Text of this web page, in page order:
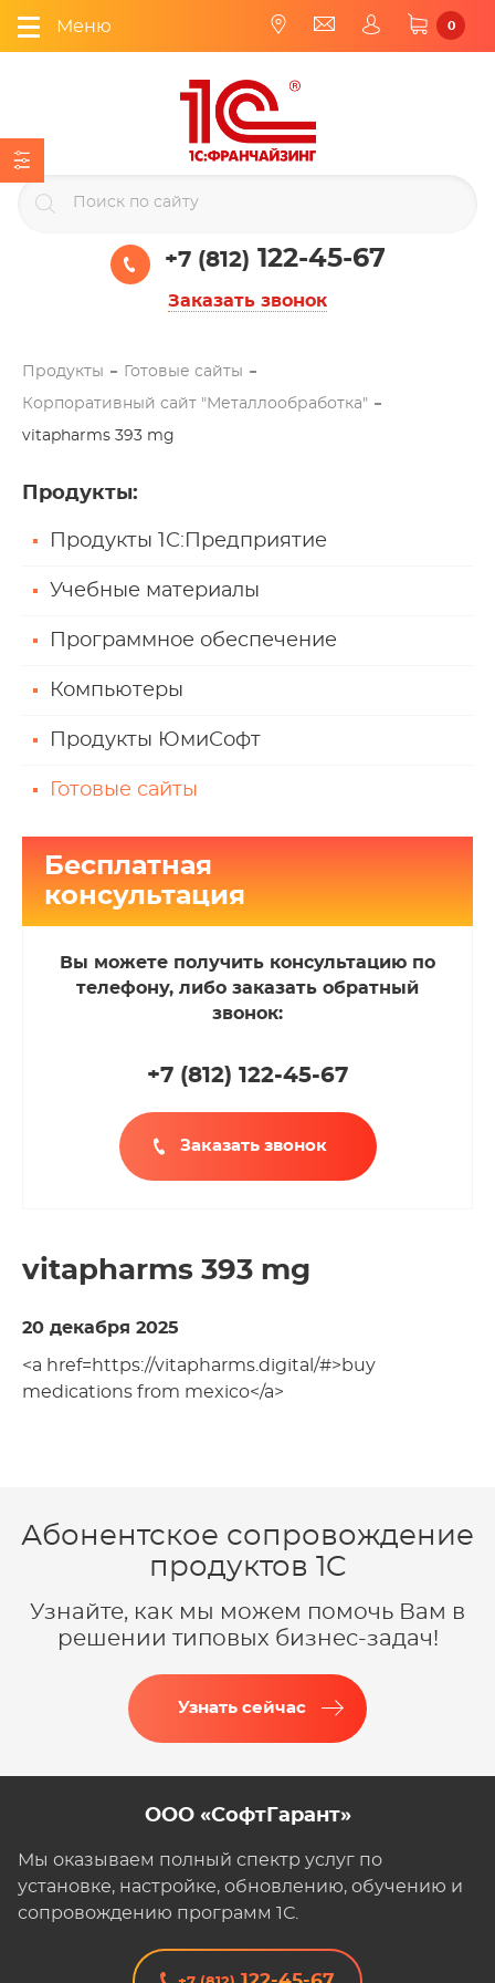
Меню 0
+7 (812) 122-45-67
Заказать звонок
Продукты Готовые сайты
Корпоративный сайт "Металлообработка"
vitapharms 393 mg
Продукты:
Продукты 1С:Предприятие
Учебные материалы
Программное обеспечение
Компьютеры
Продукты ЮмиСофт
Готовые сайты
Бесплатная
консультация
Вы можете получить консультацию по
телефону, либо заказать обратный
звонок:
+7 (812) 122-45-67
Заказать звонок
vitapharms 393 mg
20 декабря 2025
<a href=https://vitapharms.digital/#>buy
medications from mexico</a>
Абонентское сопровождение
продуктов 1C
Узнайте, как мы можем помочь Вам в
решении типовых бизнес-задач!
Узнать сейчас
ООО «СофтГарант»
Мы оказываем полный спектр услуг по
установке, настройке, обновлению, обучению и
сопровождению программ 1С.